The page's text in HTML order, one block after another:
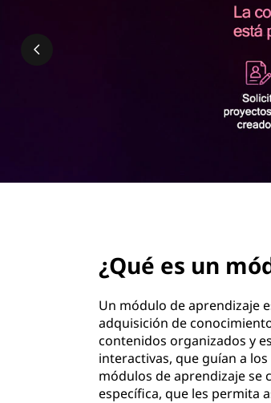
¿Qué es un
Un módulo de aprendizaje
adquisición de
contenidos organizados y
interactivas, que guían a
módulos de aprendizaje se
específica, que les permita